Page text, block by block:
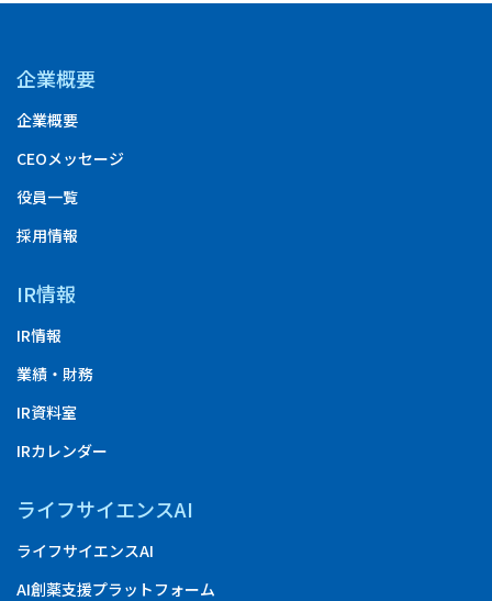
企業概要
企業概要
CEOメッセージ
役員一覧
採用情報
IR情報
IR情報
業績・財務
IR資料室
IRカレンダー
ライフサイエンスAI
ライフサイエンスAI
AI創薬支援プラットフォーム